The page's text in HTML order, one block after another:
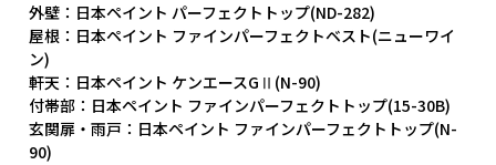
外壁：日本ペイント パーフェクトトップ(ND-282)
屋根：日本ペイント ファインパーフェクトベスト(ニューワイ
ン)
軒天：日本ペイント ケンエースGⅡ(N-90)
付帯部：日本ペイント ファインパーフェクトトップ(15-30B)
玄関扉・雨戸：日本ペイント ファインパーフェクトトップ(N-
90)